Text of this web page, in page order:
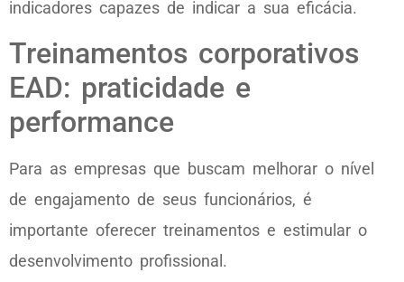
indicadores capazes de indicar a sua eficácia.
Treinamentos corporativos
EAD: praticidade e
performance
Para as empresas que buscam melhorar o nível
de engajamento de seus funcionários, é
importante oferecer treinamentos e estimular o
desenvolvimento profissional.